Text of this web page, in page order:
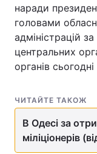
Головна
Україна
Спорт
Техно і зв'язок
наради
головами
адміністрацій
центральних
органів
ЧИТАЙТЕ ТАКОЖ
В Одесі за
міліціонерів